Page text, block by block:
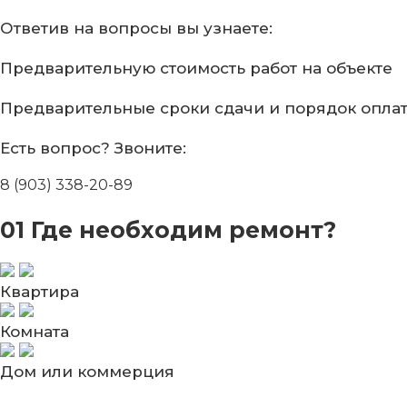
Ответив на вопросы вы узнаете:
Предварительную стоимость работ на объекте
Предварительные сроки сдачи и порядок
Есть вопрос? Звоните:
8 (903) 338-20-89
01 Где необходим ремонт?
Квартира
Комната
Дом или коммерция